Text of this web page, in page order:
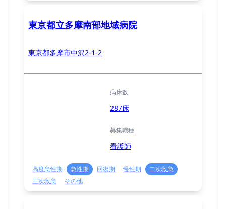
東京都立多摩南部地域病院
東京都多摩市中沢2-1-2
病床数
287床
募集職種
看護師
高度急性期 急性期 回復期 慢性期
二次救急
三次救急
その他